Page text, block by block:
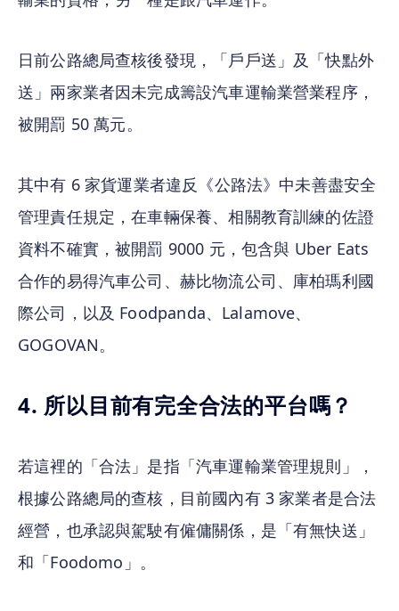
日前公路總局查核後發現，「戶戶送」及「快點外
送」兩家業者因未完成籌設汽車運輸業營業程序，
被開罰 50 萬元。
其中有 6 家貨運業者違反《公路法》中未善盡安全
管理責任規定，在車輛保養、相關教育訓練的佐證
資料不確實，被開罰 9000 元，包含與 Uber Eats
合作的易得汽車公司、赫比物流公司、庫柏瑪利國
際公司，以及 Foodpanda、Lalamove、
GOGOVAN。
4. 所以目前有完全合法的平台嗎？
若這裡的「合法」是指「汽車運輸業管理規則」，
根據公路總局的查核，目前國內有 3 家業者是合法
經營，也承認與駕駛有僱傭關係，是「有無快送」
和「Foodomo」。